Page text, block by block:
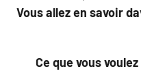
de
Vous allez en savoir
Ce que vous